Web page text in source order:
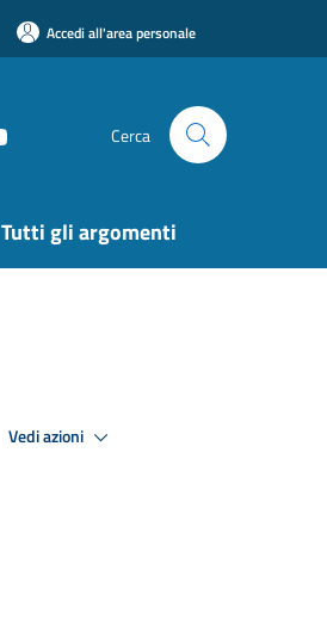
Accedi all'area personale
Cerca
Tutti gli argomenti
Vedi azioni